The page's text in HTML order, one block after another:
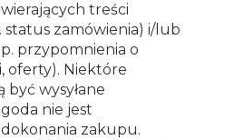
treści
zamówienia) i/lub
przypomnienia o
oferty). Niektóre
być wysyłane
nie jest
zakupu.